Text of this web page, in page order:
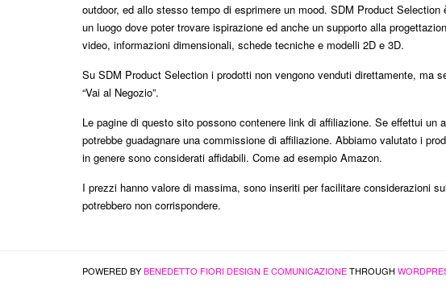
outdoor, ed allo stesso tempo di esprimere un mood. SDM Product
un luogo dove poter trovare ispirazione ed anche un supporto alla
video, informazioni dimensionali, schede tecniche e modelli 2D e 3D.
Su SDM Product Selection i prodotti non vengono venduti direttamente, ma
“Vai al Negozio”.
Le pagine di questo sito possono contenere link di affiliazione. Se effettui un
potrebbe guadagnare una commissione di affiliazione. Abbiamo valutato i
in genere sono considerati affidabili. Come ad esempio Amazon.
I prezzi hanno valore di massima, sono inseriti per facilitare considerazioni
potrebbero non corrispondere.
POWERED BYBENEDETTO FIORI DESIGN E COMUNICAZIONETHROUGH